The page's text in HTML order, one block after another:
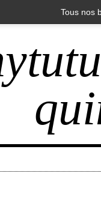
Tous nos